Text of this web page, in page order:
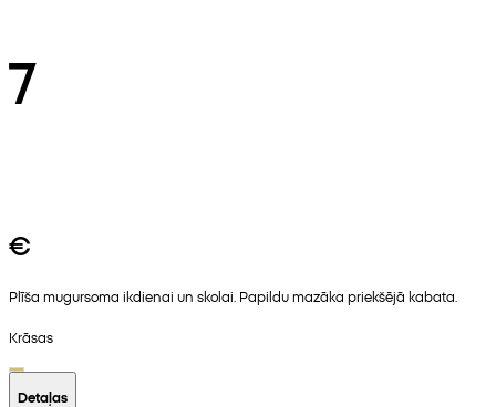
7
€
Plīša mugursoma ikdienai un skolai. Papildu mazāka priekšējā kabata.
Krāsas
Detaļas